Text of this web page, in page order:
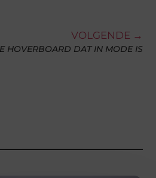
VOLGENDE →
HOVERBOARD DAT IN MODE IS